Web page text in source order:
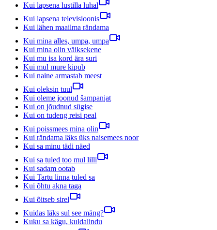
Kui lapsena lustilla luhal
Kui lapsena televisioonis
Kui lähen maailma rändama
Kui mina alles, umpa, umpa
Kui mina olin väiksekene
Kui mu isa kord ära suri
Kui mul mure kipub
Kui naine armastab meest
Kui oleksin tuul
Kui oleme joonud šampanjat
Kui on jõudnud sügise
Kui on tudeng reisi peal
Kui poissmees mina olin
Kui rändama läks üks naisemees noor
Kui sa minu tädi näed
Kui sa tuled too mul lilli
Kui sadam ootab
Kui Tartu linna tuled sa
Kui õhtu akna taga
Kui õitseb sirel
Kuidas läks sul see mäng?
Kuku sa kägu, kuldalindu